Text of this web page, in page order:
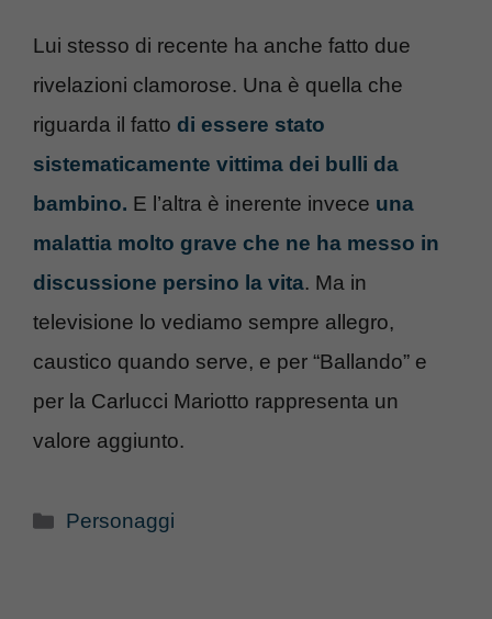
Lui stesso di recente ha anche fatto due
rivelazioni clamorose. Una è quella che
riguarda il fatto di essere stato
sistematicamente vittima dei bulli da
bambino. E l’altra è inerente invece una
malattia molto grave che ne ha messo in
discussione persino la vita. Ma in
televisione lo vediamo sempre allegro,
caustico quando serve, e per “Ballando” e
per la Carlucci Mariotto rappresenta un
valore aggiunto.
Categorie
Personaggi